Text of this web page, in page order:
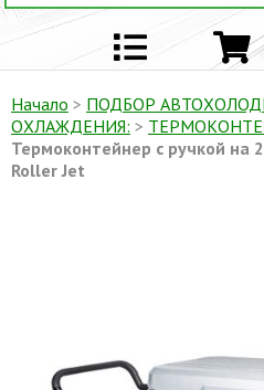
Начало > ПОДБОР
ОХЛАЖДЕНИЯ: >
Термоконтейнер с ручкой на
Roller Jet